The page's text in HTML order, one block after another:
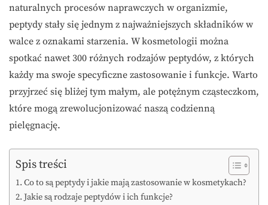
naturalnych procesów naprawczych w organizmie,
peptydy stały się jednym z najważniejszych składników w
walce z oznakami starzenia. W kosmetologii można
spotkać nawet 300 różnych rodzajów peptydów, z których
każdy ma swoje specyficzne zastosowanie i funkcje. Warto
przyjrzeć się bliżej tym małym, ale potężnym cząsteczkom,
które mogą zrewolucjonizować naszą codzienną
pielęgnację.
Spis treści
Co to są peptydy i jakie mają zastosowanie w kosmetykach?
Jakie są rodzaje peptydów i ich funkcje?